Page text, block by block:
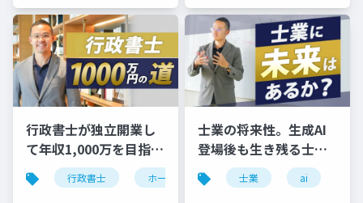
行政書士が独立開業し
て年収1,000万を目指す
ホームページ集客3ステ
ップ
行政書士 ホームページ 独立開業
士業の将来性。生成AI
登場後も生き残る士業
に必須の「３つの力」
士業 ai